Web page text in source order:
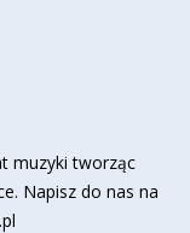
muzyki tworząc
Napisz do nas na